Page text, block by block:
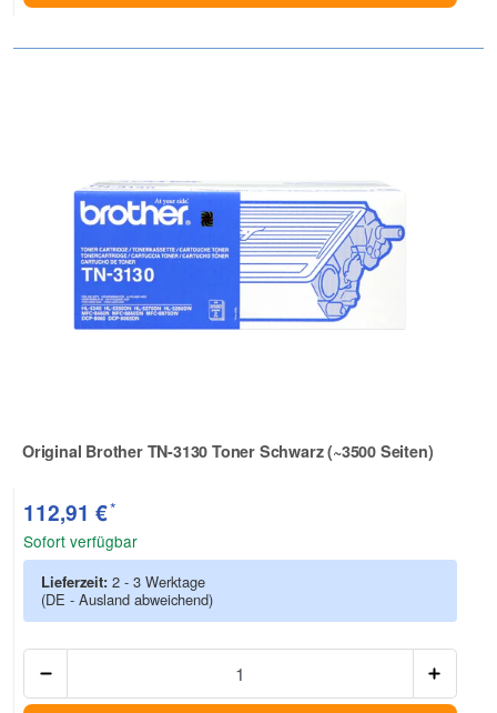
Original Brother TN-3130 Toner Schwarz (~3500 Seiten)
Zur Artikelbewertung
112,91 €*
Sofort verfügbar
Lieferzeit: 2 - 3 Werktage
(DE - Ausland abweichend)